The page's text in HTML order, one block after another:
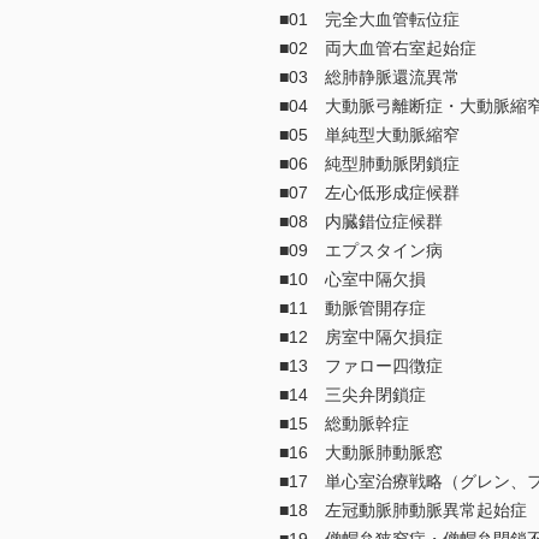
■01 完全大血管転位症
■02 両大血管右室起始症
■03 総肺静脈還流異常
■04 大動脈弓離断症・大動脈縮
■05 単純型大動脈縮窄
■06 純型肺動脈閉鎖症
■07 左心低形成症候群
■08 内臓錯位症候群
■09 エプスタイン病
■10 心室中隔欠損
■11 動脈管開存症
■12 房室中隔欠損症
■13 ファロー四徴症
■14 三尖弁閉鎖症
■15 総動脈幹症
■16 大動脈肺動脈窓
■17 単心室治療戦略（グレン、フ
■18 左冠動脈肺動脈異常起始症